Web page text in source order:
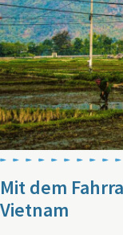
Mit dem
Vietnam